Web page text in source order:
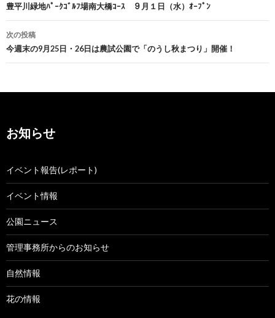
稿
ナ
ビ
ョ
ン
豊平川緑地ﾊﾟｰｸｺﾞﾙﾌ場南大橋ｺｰｽ ９月１日（水）ｵｰﾌﾟﾝ
次の投稿
今週末の9月25日・26日は農試公園で「のうし秋まつり」開催！
お知らせ
イベント報告(レポート)
イベント情報
公園ニュース
管理事務所からのお知らせ
自然情報
花の情報